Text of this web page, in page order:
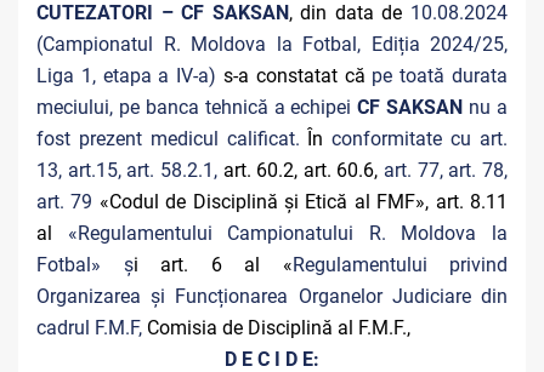
CUTEZATORI – CF SAKSAN, din data de 10.08.2024
(Campionatul R. Moldova la Fotbal, Ediția 2024/25,
Liga 1, etapa a IV-a) s-a constatat că pe toată durata
meciului, pe banca tehnică a echipeiCF SAKSAN nu a
fost prezent medicul calificat. Înconformitate cu art.
13, art.15, art. 58.2.1, art. 60.2, art. 60.6, art. 77, art. 78,
art. 79 «Codul de Disciplină și Etică al FMF», art. 8.11
al «Regulamentului Campionatului R. Moldova la
Fotbal» și art. 6 al «Regulamentului privind
Organizarea și Funcționarea Organelor Judiciare din
cadrul F.M.F, Comisia de Disciplină al F.M.F.,
D E C I D E: